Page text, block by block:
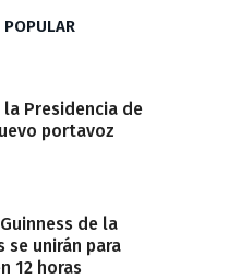
POPULAR
Presidencia de
portavoz
de la
se unirán para
12 horas